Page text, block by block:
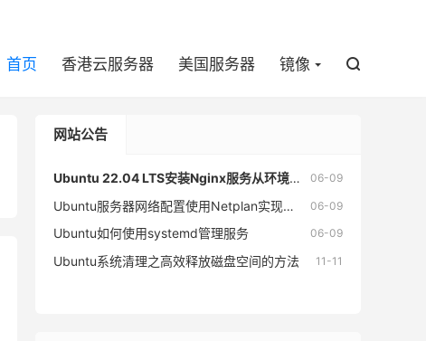
首页 香港云服务器 美国服务器 镜像 
网站公告
06-09
Ubuntu 22.04 LTS安装Nginx服务从环境准备到生产部署
06-09
Ubuntu服务器网络配置使用Netplan实现DHCP自动获取与静态IP固定部署
06-09
Ubuntu如何使用systemd管理服务
11-11
Ubuntu系统清理之高效释放磁盘空间的方法